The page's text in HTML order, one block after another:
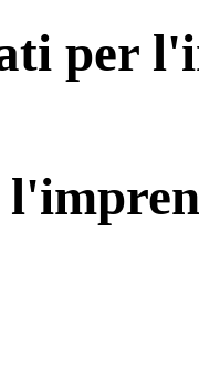
per